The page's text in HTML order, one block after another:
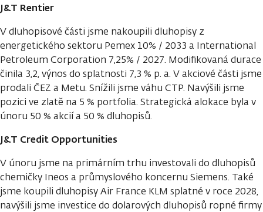
J&T Rentier
V dluhopisové části jsme nakoupili dluhopisy z
energetického sektoru Pemex 10% / 2033 a International
Petroleum Corporation 7,25% / 2027. Modifikovaná durace
činila 3,2, výnos do splatnosti 7,3 % p. a. V akciové části jsme
prodali ČEZ a Metu. Snížili jsme váhu CTP. Navýšili jsme
pozici ve zlatě na 5 % portfolia. Strategická alokace byla v
únoru 50 % akcií a 50 % dluhopisů.
J&T Credit Opportunities
V únoru jsme na primárním trhu investovali do dluhopisů
chemičky Ineos a průmyslového koncernu Siemens. Také
jsme koupili dluhopisy Air France KLM splatné v roce 2028,
navýšili jsme investice do dolarových dluhopisů ropné firmy